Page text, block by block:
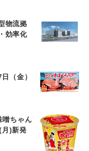
物流拠
効率化
（金）
噌ちゃん
)新発